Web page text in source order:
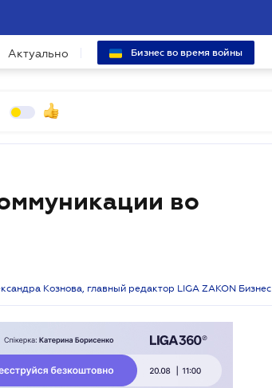
Актуально Бизнес во время войны
во
Кознова, главный редактор LIGA ZAKON Бизнес